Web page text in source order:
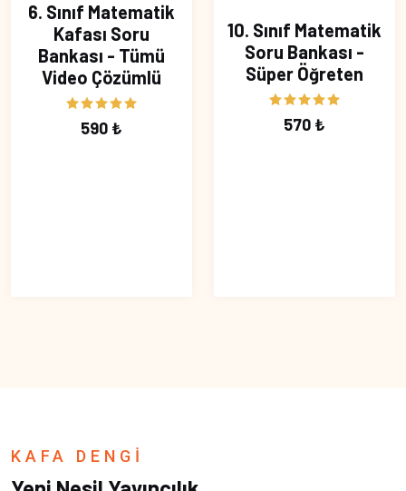
6. Sınıf Matematik
Kafası Soru
Bankası - Tümü
Video Çözümlü
590 ₺
10. Sınıf Matematik
Soru Bankası -
Süper Öğreten
570 ₺
KAFA DENGİ